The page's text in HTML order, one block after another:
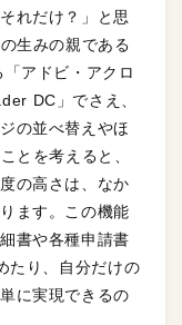
れだけ？」と思
生みの親である
アドビ・アクロ
DC」でさえ、
の並べ替えやほ
とを考えると、
の高さは、なか
ます。この機能
書や各種申請書
たり、自分だけの
に実現できるの